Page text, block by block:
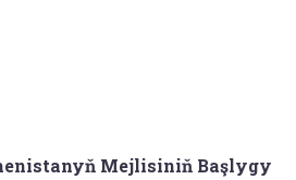
Mejlisiniň Başlygy